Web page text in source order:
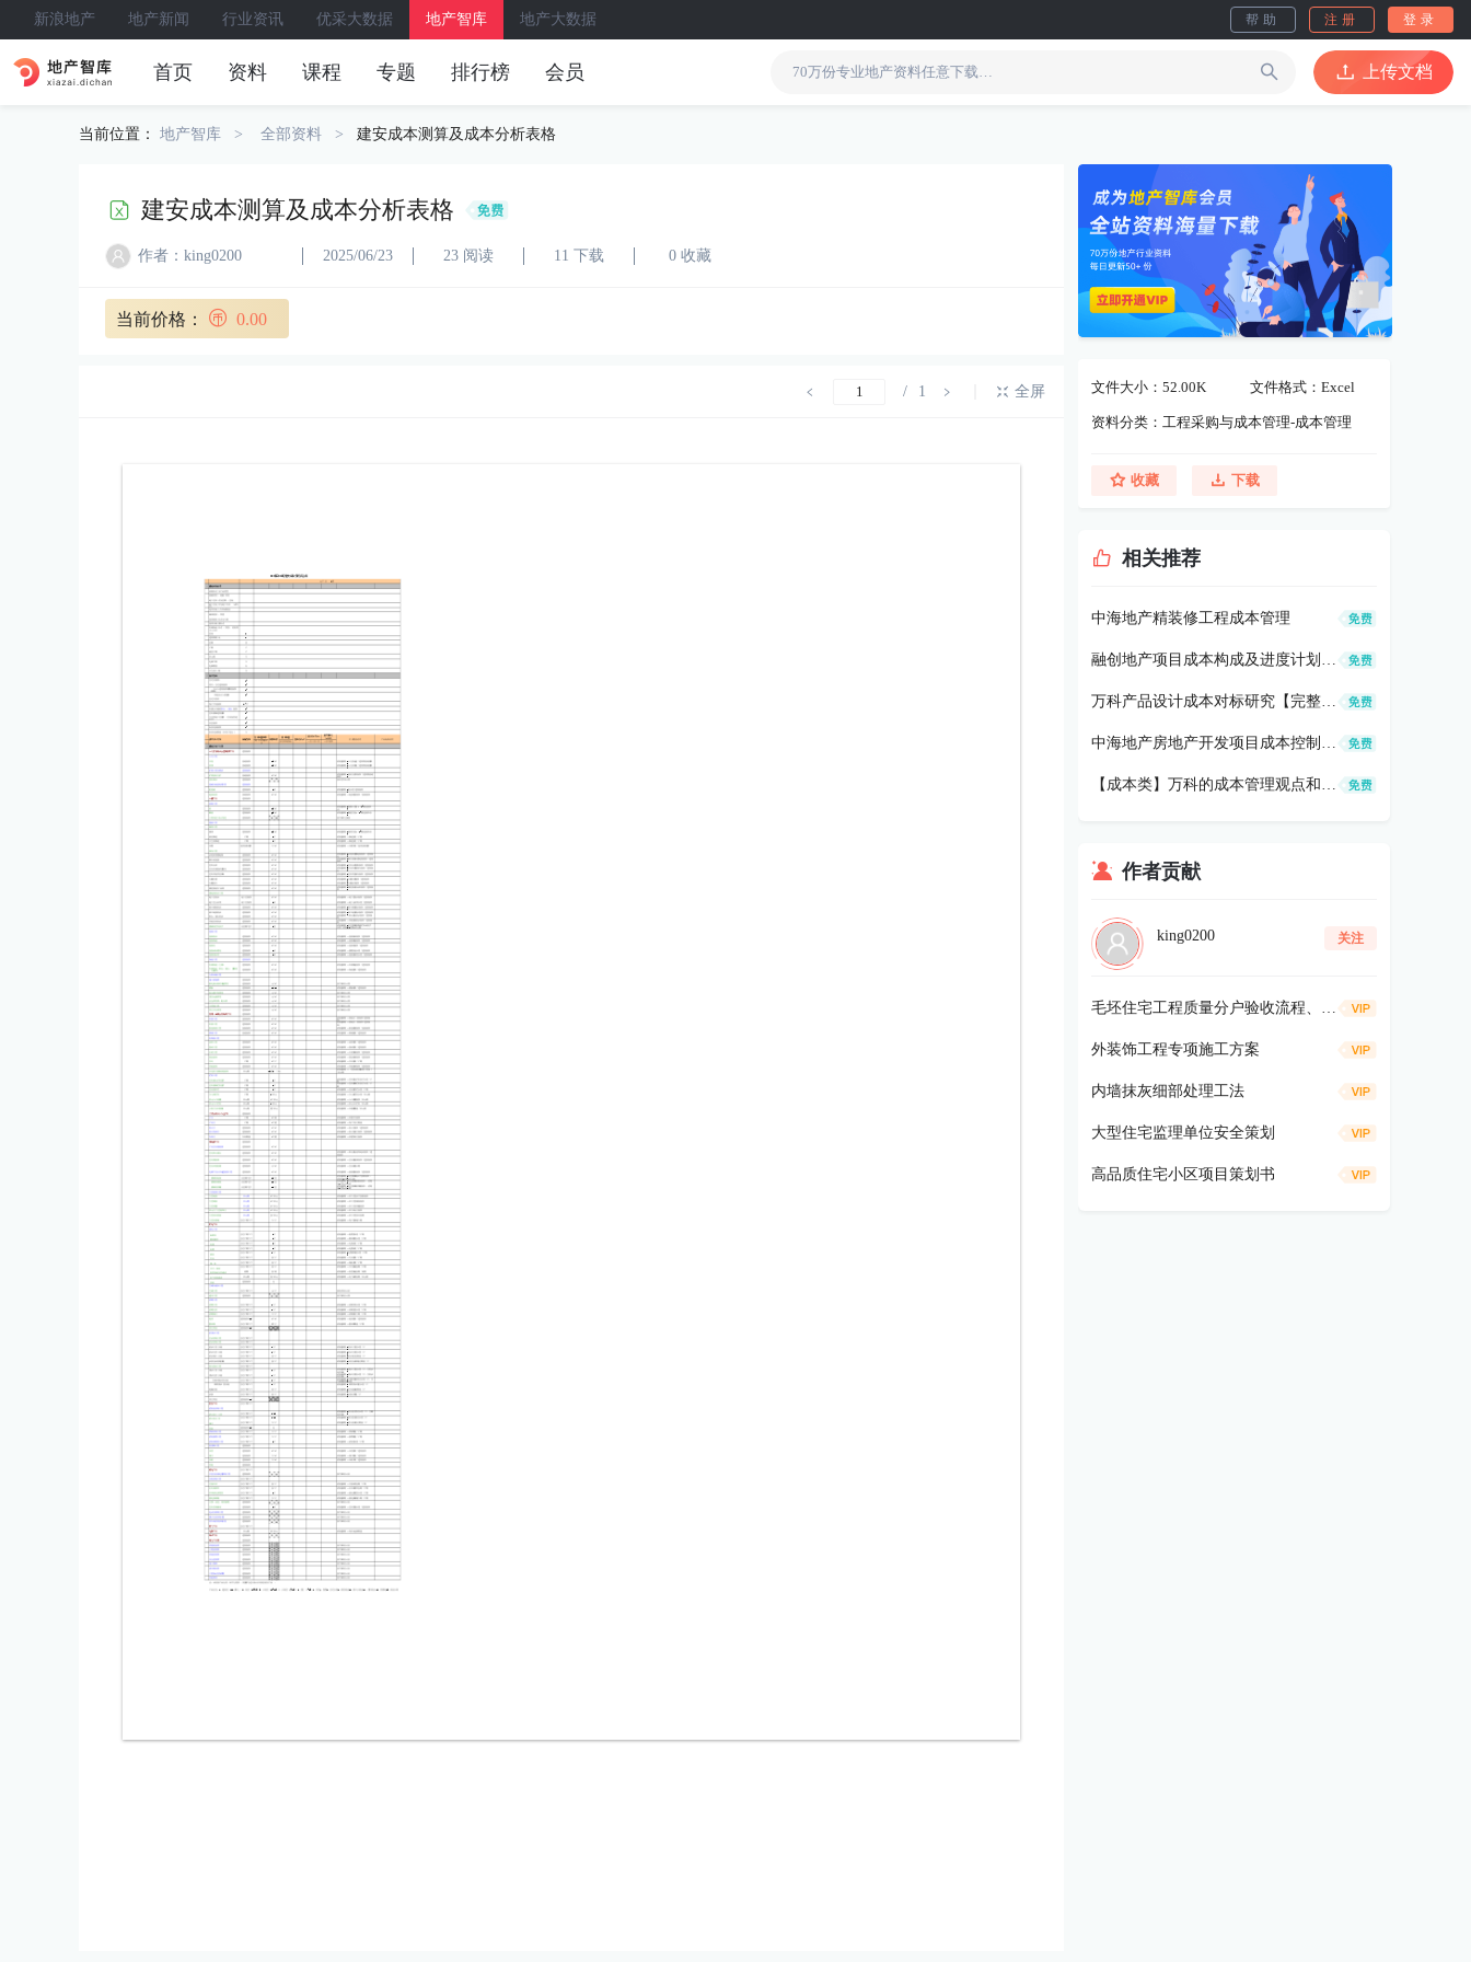
新浪地产 地产新闻 行业资讯 优采大数据 地产智库 地产大数据 帮助 注册 登录
首页 资料 课程 专题 排行榜 会员 上传文档
当前位置： 地产智库 全部资料 建安成本测算及成本分析表格
建安成本测算及成本分析表格
作者：king0200 2025/06/23 23 阅读 11 下载 0 收藏
当前价格： 0.00
/ 1 全屏 文件大小：52.00K 文件格式：Excel
资料分类：工程采购与成本管理-成本管理
收藏 下载
相关推荐
中海地产精装修工程成本管理
融创地产项目成本构成及进度计划的制定思考
万科产品设计成本对标研究【完整版】
中海地产房地产开发项目成本控制的几个重点阶段
【成本类】万科的成本管理观点和选择
作者贡献
king0200 关注
毛坯住宅工程质量分户验收流程、仪器工具及方法要求
外装饰工程专项施工方案
内墙抹灰细部处理工法
大型住宅监理单位安全策划
高品质住宅小区项目策划书